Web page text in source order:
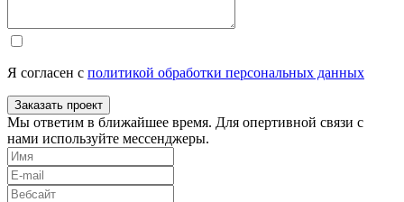
Я согласен с политикой обработки персональных данных
Заказать проект
Мы ответим в ближайшее время. Для опертивной связи с
нами используйте мессенджеры.